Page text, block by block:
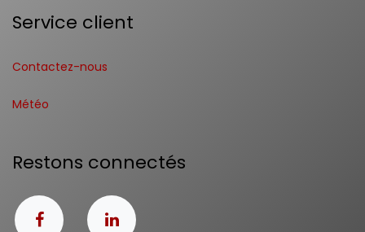
Service client
Contactez-nous
Météo
Restons connectés